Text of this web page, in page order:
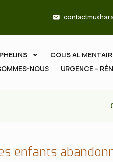
COLIS
NOUS
URGENCE –